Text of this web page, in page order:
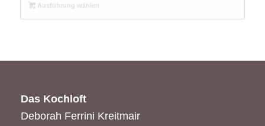
Ausführung wählen
Das Kochloft
Deborah Ferrini Kreitmair